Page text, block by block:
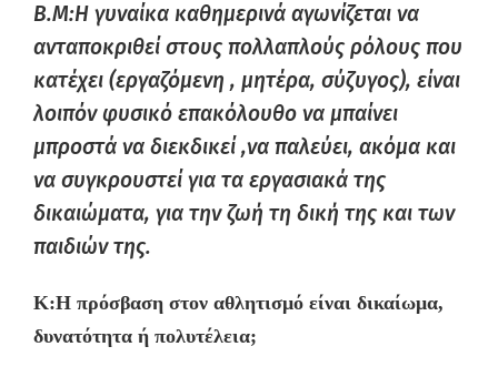
Β.Μ:Η γυναίκα καθημερινά αγωνίζεται να
ανταποκριθεί στους πολλαπλούς ρόλους που
κατέχει (εργαζόμενη , μητέρα, σύζυγος), είναι
λοιπόν φυσικό επακόλουθο να μπαίνει
μπροστά να διεκδικεί ,να παλεύει, ακόμα και
να συγκρουστεί για τα εργασιακά της
δικαιώματα, για την ζωή τη δική της και των
παιδιών της.
K:Η πρόσβαση στον αθλητισμό είναι δικαίωμα,
δυνατότητα ή πολυτέλεια;